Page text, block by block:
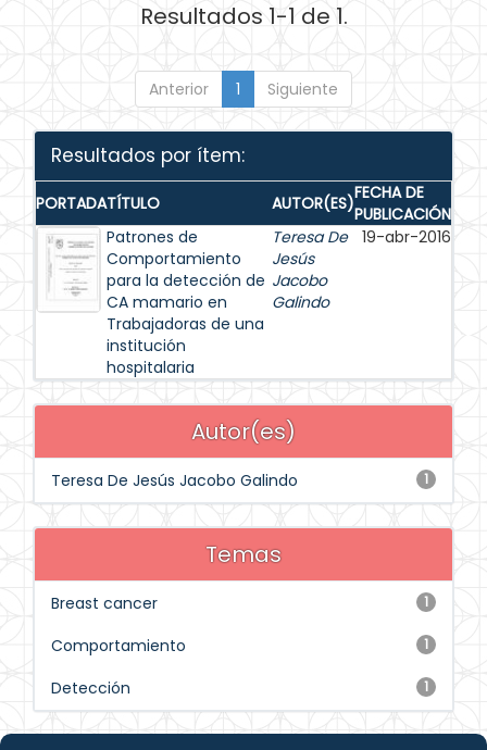
Resultados 1-1 de 1.
Anterior 1 Siguiente
Resultados por ítem:
PORTADATÍTULO AUTOR(ES)FECHA DE
PUBLICACIÓN
Patrones de
Comportamiento
para la detección de
CA mamario en
Trabajadoras de una
institución
hospitalaria
Teresa De
Jesús
Jacobo
Galindo
19-abr-2016
Autor(es)
1
Teresa De Jesús Jacobo Galindo
Temas
1
Breast cancer
1
Comportamiento
1
Detección